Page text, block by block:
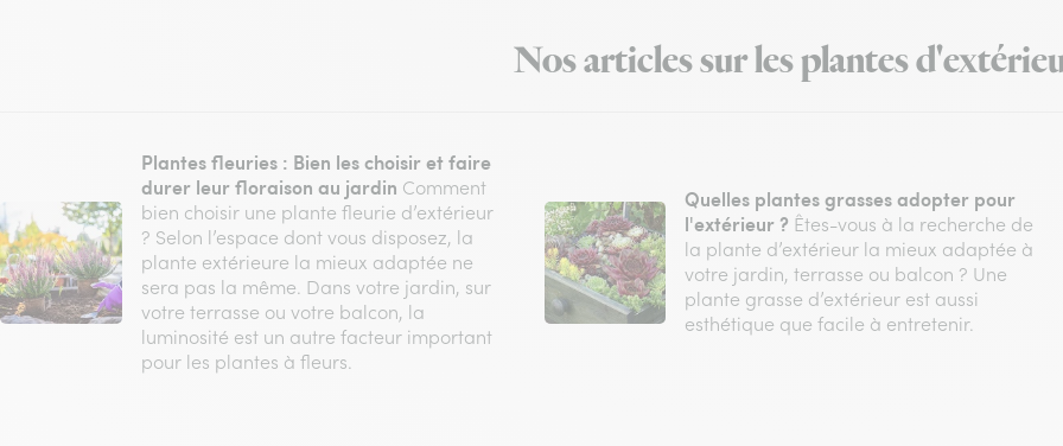
Nos articles sur les plantes
Plantes fleuries : Bien les choisir et faire
durer leur floraison au jardin Comment
bien choisir une plante fleurie d’extérieur
? Selon l’espace dont vous disposez, la
plante extérieure la mieux adaptée ne
sera pas la même. Dans votre jardin, sur
votre terrasse ou votre balcon, la
luminosité est un autre facteur important
pour les plantes à fleurs.
Quelles plantes grasses adopter pour
l'extérieur ? Êtes-vous à la recherche de
la plante d’extérieur la mieux adaptée à
votre jardin, terrasse ou balcon ? Une
plante grasse d’extérieur est aussi
esthétique que facile à entretenir.